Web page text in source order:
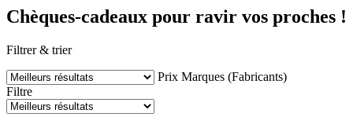
Chèques-cadeaux pour ravir vos proches !
Filtrer & trier
Prix Marques (Fabricants)
Filtre